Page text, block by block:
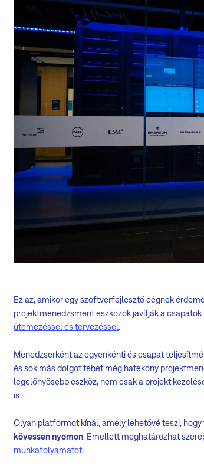
Ez az, amikor egy szoftverfejlesztő cégnek
projektmenedzsment eszközök javítják a
ütemezéssel és tervezéssel.
Menedzserként az egyenkénti és csapat
és sok más dolgot tehet még hatékony
legelőnyösebb eszköz, nem csak a projekt
is.
Olyan platformot kínál, amely lehetővé teszi, hogy
kövessen nyomon. Emellett meghatározhat
munkafolyamatot.